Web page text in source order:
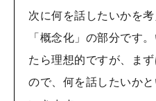
次に何を話したいかを
「概念化」の部分です
たら理想的ですが、ま
ので、何を話したいか